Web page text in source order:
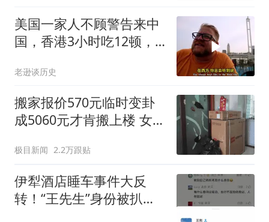
美国一家人不顾警告来中
国，香港3小时吃12顿，
老逊谈历史
搬家报价570元临时变卦
成5060元才肯搬上楼 女子
极目新闻 2.2万跟贴
伊犁酒店睡车事件大反
转！“王先生”身份被扒，